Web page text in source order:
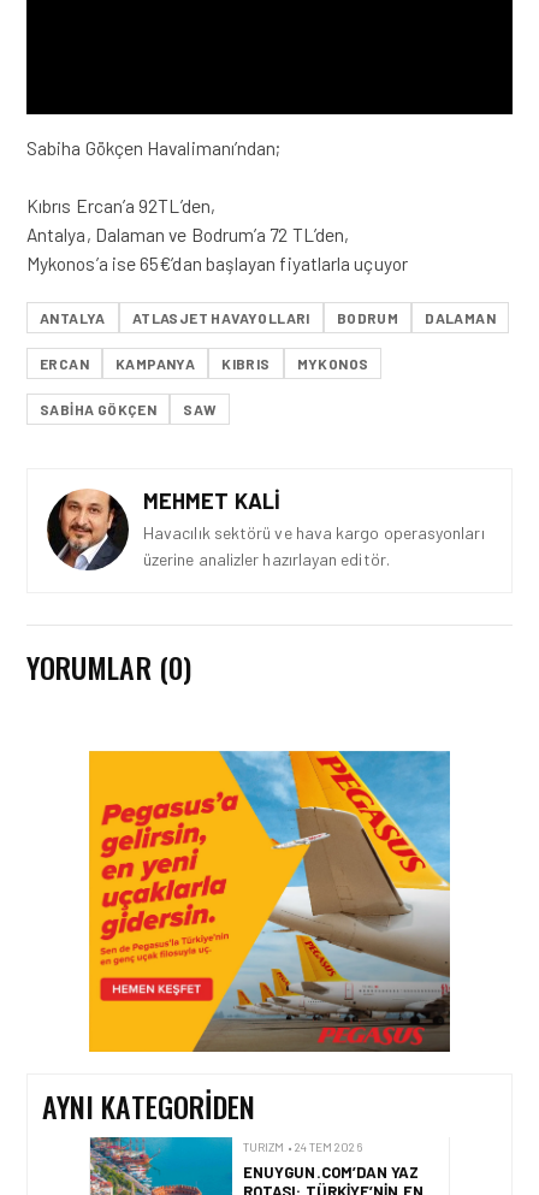
Sabiha Gökçen Havalimanı’ndan;
Kıbrıs Ercan’a 92TL’den,
Antalya, Dalaman ve Bodrum’a 72 TL’den,
Mykonos’a ise 65€’dan başlayan fiyatlarla uçuyor
ANTALYA ATLASJET HAVAYOLLARI BODRUM DALAMAN
ERCAN KAMPANYA KIBRIS MYKONOS
SABIHA GÖKÇEN SAW
MEHMET KALI
Havacılık sektörü ve hava kargo operasyonları
üzerine analizler hazırlayan editör.
YORUMLAR (0)
AYNI KATEGORIDEN
TURIZM • 24 TEM 2026
AIRVIATECH VE WINGIE
ENUYGUN GROUP’TAN
SEYAHAT
TEKNOLOJILERINDE GÜÇ
TURIZM • 24 TEM 2026
ENUYGUN.COM’DAN YAZ